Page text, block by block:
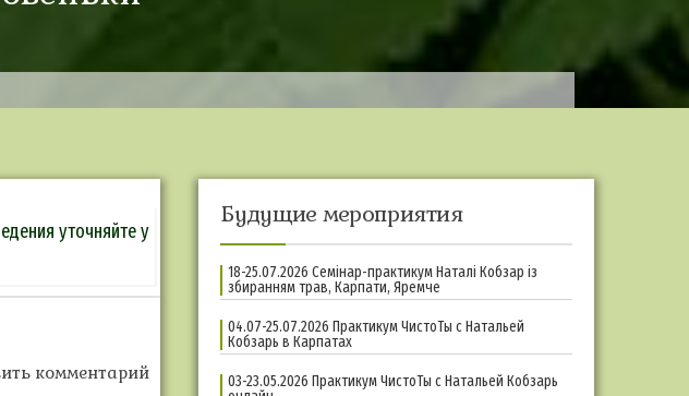
уточняйте у
комментарий
Будущие мероприятия
18-25.07.2026 Семінар-практикум Наталі Кобзар із
збиранням трав, Карпати, Яремче
04.07-25.07.2026 Практикум ЧистоТы с Натальей
Кобзарь в Карпатах
03-23.05.2026 Практикум ЧистоТы с Натальей Кобзарь